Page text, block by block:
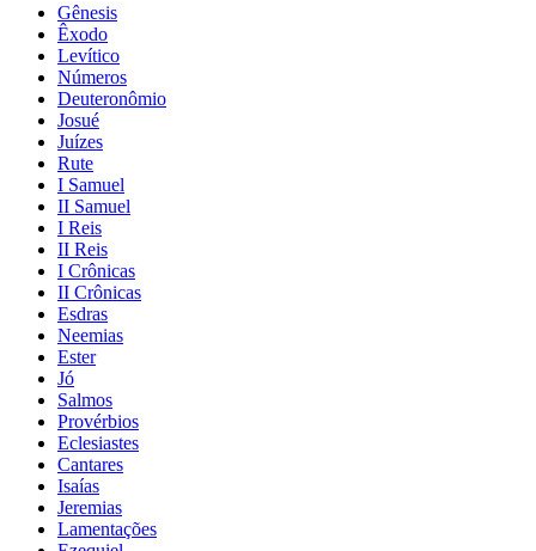
Gênesis
Êxodo
Levítico
Números
Deuteronômio
Josué
Juízes
Rute
I Samuel
II Samuel
I Reis
II Reis
I Crônicas
II Crônicas
Esdras
Neemias
Ester
Jó
Salmos
Provérbios
Eclesiastes
Cantares
Isaías
Jeremias
Lamentações